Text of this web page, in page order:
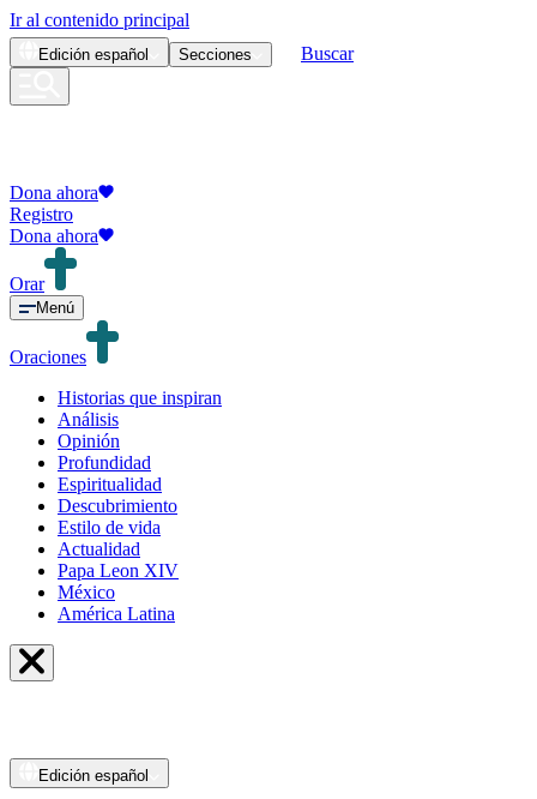
Ir al contenido principal
Edición español Secciones Buscar
Dona ahora
Registro
Dona ahora
Orar
Menú
Oraciones
Historias que inspiran
Análisis
Opinión
Profundidad
Espiritualidad
Descubrimiento
Estilo de vida
Actualidad
Papa Leon XIV
México
América Latina
Edición español